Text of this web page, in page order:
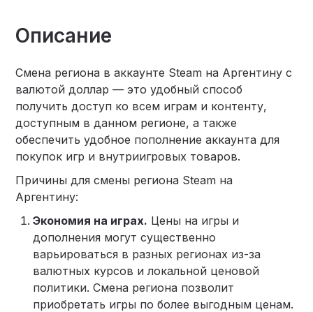
Описание
Смена региона в аккаунте Steam на Аргентину с
валютой доллар — это удобный способ
получить доступ ко всем играм и контенту,
доступным в данном регионе, а также
обеспечить удобное пополнение аккаунта для
покупок игр и внутриигровых товаров.
Причины для смены региона Steam на
Аргентину:
Экономия на играх. Цены на игры и
дополнения могут существенно
варьироваться в разных регионах из-за
валютных курсов и локальной ценовой
политики. Смена региона позволит
приобретать игры по более выгодным ценам.